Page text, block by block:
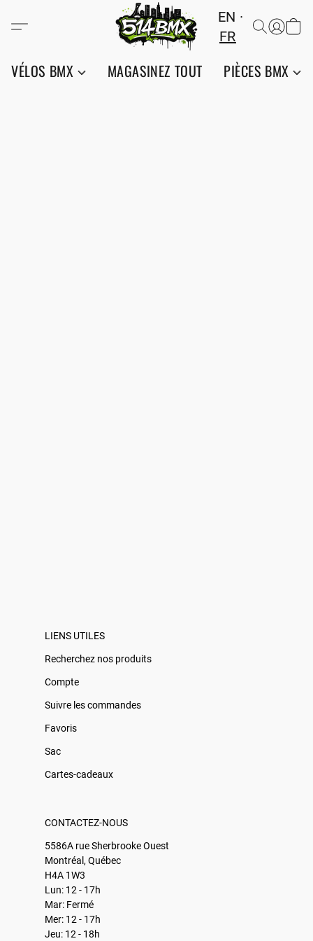
EN
FR
VÉLOS BMX MAGASINEZ TOUT PIÈCES BMX
LIENS UTILES
Recherchez nos produits
Compte
Suivre les commandes
Favoris
Sac
Cartes-cadeaux
CONTACTEZ-NOUS
5586A rue Sherbrooke Ouest
Montréal, Québec
H4A 1W3
Lun: 12 - 17h
Mar: Fermé
Mer: 12 - 17h
Jeu: 12 - 18h